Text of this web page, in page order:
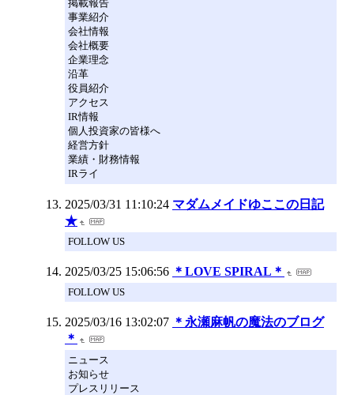
掲載報告
事業紹介
会社情報
会社概要
企業理念
沿革
役員紹介
アクセス
IR情報
個人投資家の皆様へ
経営方針
業績・財務情報
IRライ
2025/03/31 11:10:24 マダムメイドゆここの日記
★
FOLLOW US
2025/03/25 15:06:56 ＊LOVE SPIRAL＊
FOLLOW US
2025/03/16 13:02:07 ＊永瀬麻帆の魔法のブログ
＊
ニュース
お知らせ
プレスリリース